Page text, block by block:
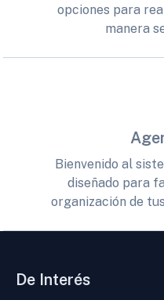
opciones para
manera
Bienvenido al
diseñado para
organización de
De Interés